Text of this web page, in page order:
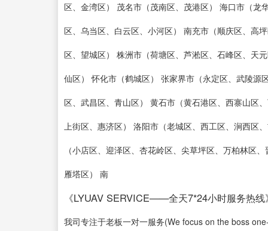
区、金湾区） 茂名市（茂南区、茂港区） 海口市（
区、乌当区、白云区、小河区） 南充市（顺庆区、高
区、望城区） 株洲市（荷塘区、芦淞区、石峰区、天
仙区） 怀化市（鹤城区） 张家界市（永定区、武陵源
区、武昌区、青山区） 黄石市（黄石港区、西寨山区
上街区、惠济区） 洛阳市（老城区、西工区、涧西区
（小店区、迎泽区、杏花岭区、尖草坪区、万柏林区
雁塔区） 南
《LYUAV SERVICE——全天7*24小时服务热线
我司专注于老板一对一服务(We focus on the boss